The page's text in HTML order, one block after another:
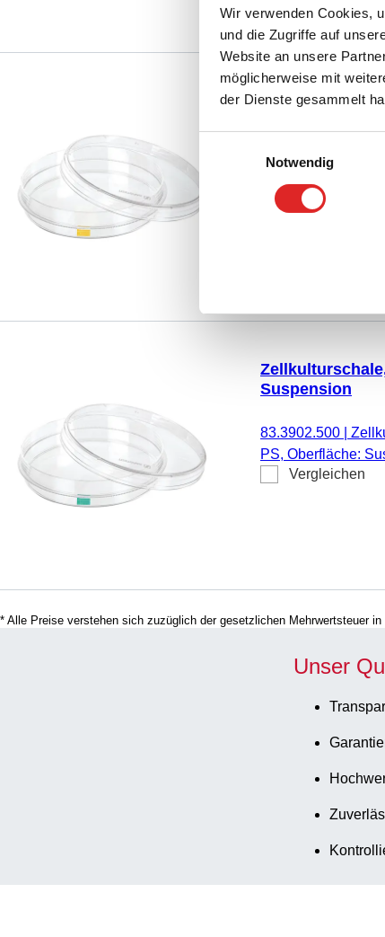
Wir verwenden Cookies,
und die Zugriffe auf
Website an unsere
möglicherweise mit
der Dienste gesammelt
Notwendig
83.3902.300
PS, Oberfläche:
Codierungsfarbe:
Vergleichen
Suspension
83.3902.500
PS, Oberfläche:
Codierungsfarbe:
Vergleichen
* Alle Preise verstehen sich zuzüglich der gesetzlichen Mehrwertsteuer
Unser